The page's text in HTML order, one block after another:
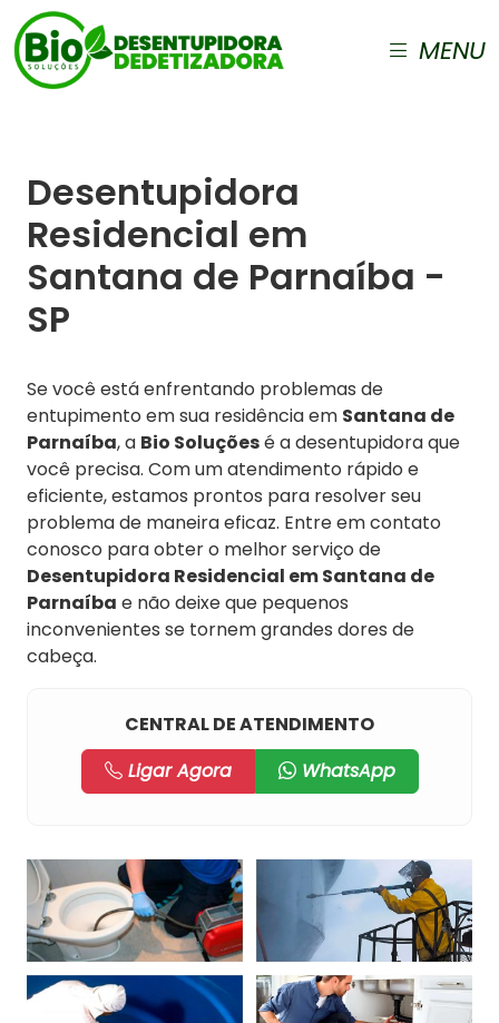
MENU
Desentupidora
Residencial em
Santana de Parnaíba -
SP
Se você está enfrentando problemas de
entupimento em sua residência em Santana de
Parnaíba, a Bio Soluçõesé a desentupidora que
você precisa. Com um atendimento rápido e
eficiente, estamos prontos para resolver seu
problema de maneira eficaz. Entre em contato
conosco para obter o melhor serviço de
Desentupidora Residencial em Santana de
Parnaíba e não deixe que pequenos
inconvenientes se tornem grandes dores de
cabeça.
CENTRAL DE ATENDIMENTO
Ligar Agora
WhatsApp